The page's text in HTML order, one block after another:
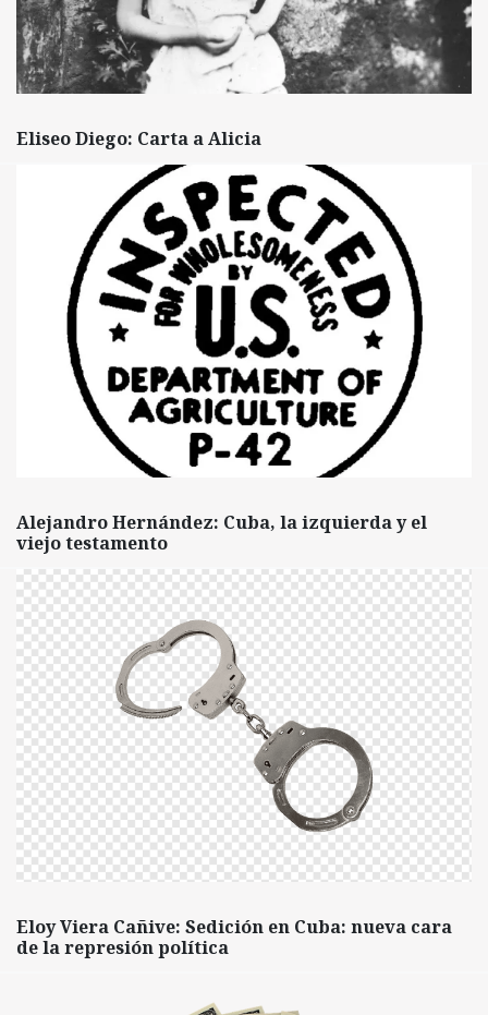
Eliseo Diego: Carta a Alicia
Alejandro Hernández: Cuba, la izquierda y el
viejo testamento
Eloy Viera Cañive: Sedición en Cuba: nueva cara
de la represión política